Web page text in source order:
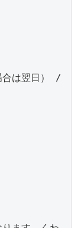
合は翌日） /